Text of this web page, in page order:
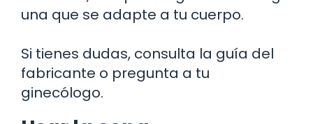
una que se adapte a tu cuerpo.
Si tienes dudas, consulta la guía del
fabricante o pregunta a tu
ginecólogo.